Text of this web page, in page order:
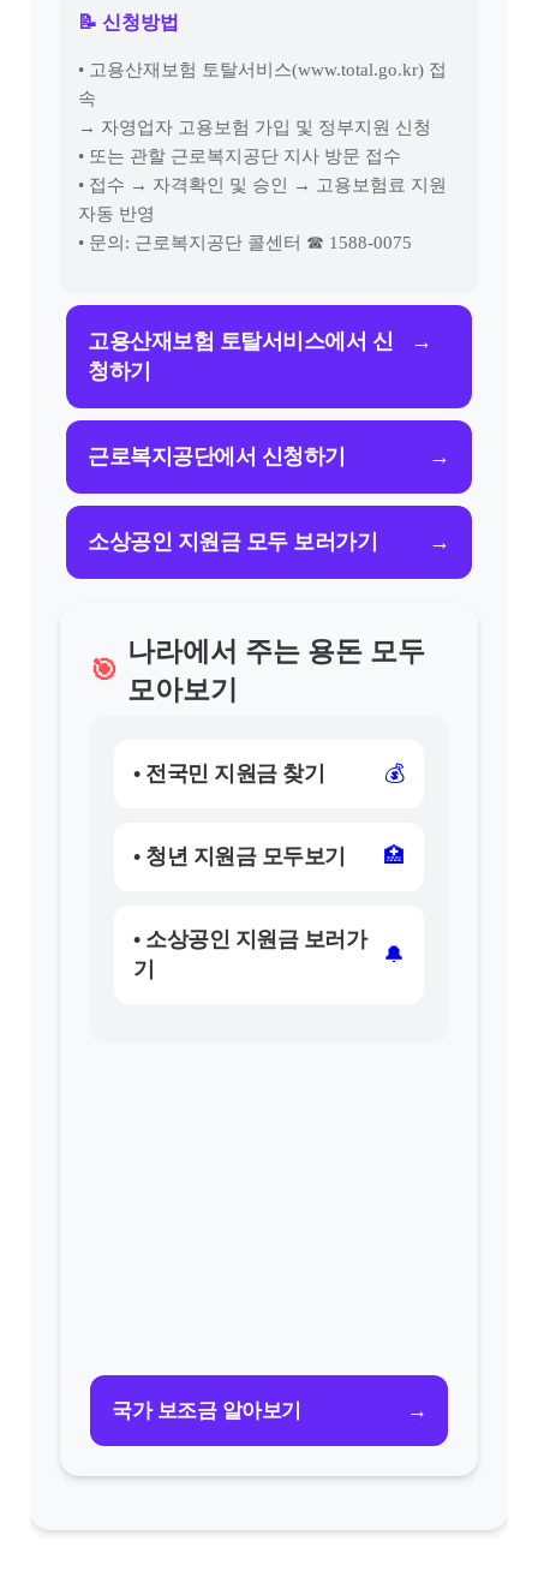
📝 신청방법
• 고용산재보험 토탈서비스(www.total.go.kr) 접
속
→ 자영업자 고용보험 가입 및 정부지원 신청
• 또는 관할 근로복지공단 지사 방문 접수
• 접수 → 자격확인 및 승인 → 고용보험료 지원
자동 반영
• 문의: 근로복지공단 콜센터 ☎ 1588-0075
고용산재보험 토탈서비스에서 신
청하기
→
근로복지공단에서 신청하기 →
소상공인 지원금 모두 보러가기 →
🎯
나라에서 주는 용돈 모두
모아보기
• 전국민 지원금 찾기 💰
• 청년 지원금 모두보기 🏥
• 소상공인 지원금 보러가
기
🔔
국가 보조금 알아보기 →